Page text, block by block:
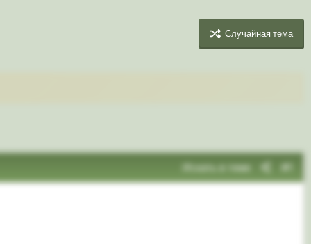
Случайная тема
Искать в теме #1